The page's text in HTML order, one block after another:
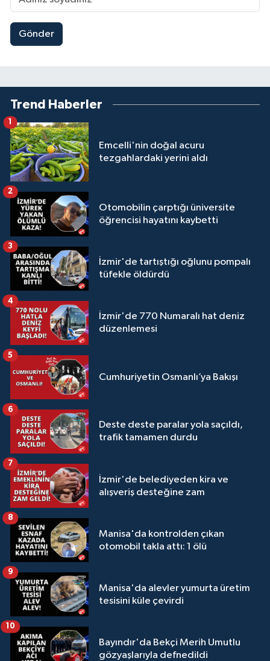
Gönder
Trend Haberler
Emcelli'nin doğal acuru
tezgahlardaki yerini aldı
Otomobilin çarptığı üniversite
öğrencisi hayatını kaybetti
2
İzmir'de tartıştığı oğlunu pompalı
tüfekle öldürdü
3
İzmir'de 770 Numaralı hat deniz
düzenlemesi
4
Cumhuriyetin Osmanlı’ya Bakışı
5
Deste deste paralar yola saçıldı,
trafik tamamen durdu
6
İzmir'de belediyeden kira ve
alışveriş desteğine zam
7
Manisa'da kontrolden çıkan
otomobil takla attı: 1 ölü
8
Manisa'da alevler yumurta üretim
tesisini küle çevirdi
9
Bayındır'da Bekçi Merih Umutlu
gözyaşlarıyla defnedildi
10